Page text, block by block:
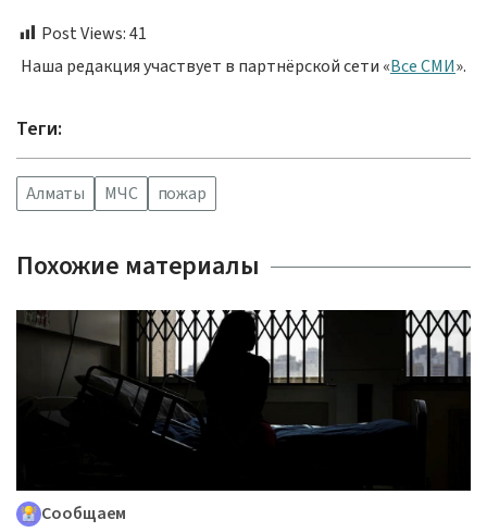
Post Views:41
Наша редакция участвует в партнёрской сети «Все СМИ».
Теги:
Алматы МЧС пожар
Похожие материалы
Сообщаем